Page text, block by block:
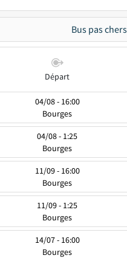
Bus pas
Départ
04/08 - 16:00
Bourges
04/08 - 1:25
Bourges
11/09 - 16:00
Bourges
11/09 - 1:25
Bourges
14/07 - 16:00
Bourges